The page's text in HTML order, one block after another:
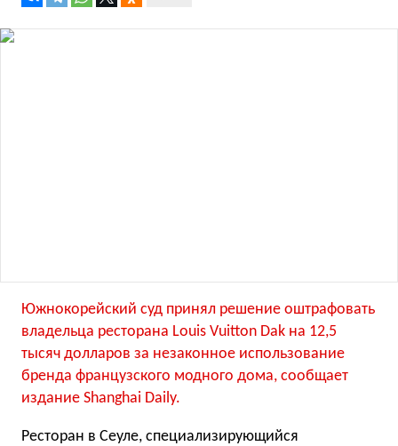
Южнокорейский суд принял решение оштрафовать
владельца ресторана Louis Vuitton Dak на 12,5
тысяч долларов за незаконное использование
бренда французского модного дома, сообщает
издание Shanghai Daily.
Ресторан в Сеуле, специализирующийся